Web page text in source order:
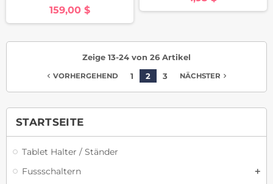
STARTSEITE
Tablet Halter / Ständer
Fussschaltern
159,00 $
Zeige 13-24 von 26 Artikel
navigate_before VORHERGEHEND 1 2 3 NÄCHSTER navigate_next